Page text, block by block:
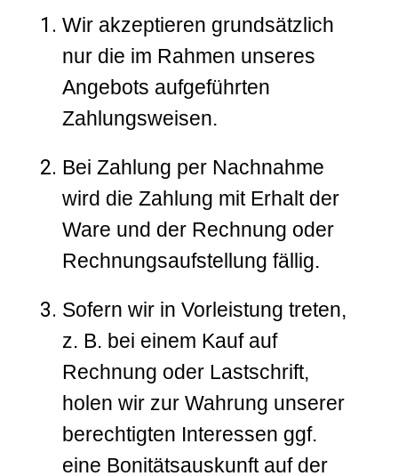
Wir akzeptieren grundsätzlich
nur die im Rahmen unseres
Angebots aufgeführten
Zahlungsweisen.
Bei Zahlung per Nachnahme
wird die Zahlung mit Erhalt der
Ware und der Rechnung oder
Rechnungsaufstellung fällig.
Sofern wir in Vorleistung treten,
z. B. bei einem Kauf auf
Rechnung oder Lastschrift,
holen wir zur Wahrung unserer
berechtigten Interessen ggf.
eine Bonitätsauskunft auf der